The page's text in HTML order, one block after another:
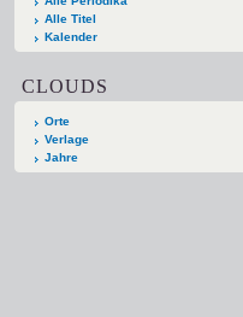
Alle Titel
Kalender
CLOUDS
Orte
Verlage
Jahre